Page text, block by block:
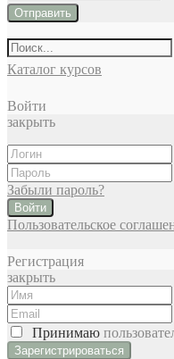
Отправить
Каталог курсов
Войти
закрыть
Забыли пароль?
Войти
Пользовательское
Регистрация
закрыть
Принимаю